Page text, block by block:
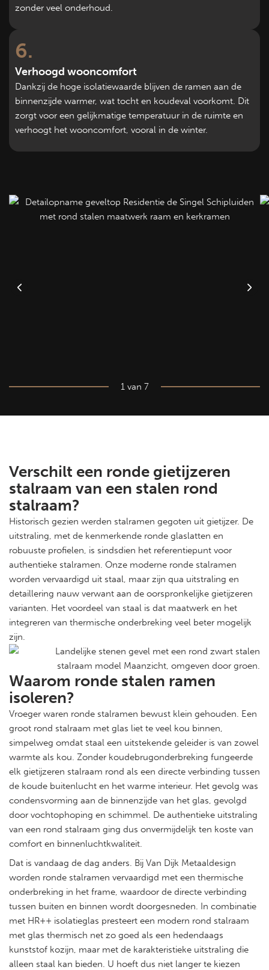
zonder veel onderhoud.
6
Verhoogd wooncomfort
Dankzij de hoge isolatiewaarde blijven de ramen aan de
binnenzijde warmer, wat tocht en koudeval voorkomt. Dit
zorgt voor een gelijkmatige temperatuur in de ruimte en
verhoogt het wooncomfort, vooral in de winter.
1 van 7
Verschilt een ronde gietijzeren
stalraam van een stalen rond
stalraam?
Historisch gezien werden stalramen gegoten uit gietijzer. De
uitstraling, met de kenmerkende ronde glaslatten en
robuuste profielen, is sindsdien het referentiepunt voor
authentieke stalramen. Onze moderne ronde stalramen
worden vervaardigd uit staal, maar zijn qua uitstraling en
detaillering nauw verwant aan de oorspronkelijke gietijzeren
varianten. Het voordeel van staal is dat maatwerk en het
integreren van thermische onderbreking veel beter mogelijk
zijn.
Waarom ronde stalen ramen
isoleren?
Vroeger waren ronde stalramen bewust klein gehouden. Een
groot rond stalraam met glas liet te veel kou binnen,
simpelweg omdat staal een uitstekende geleider is van zowel
warmte als kou. Zonder koudebrugonderbreking fungeerde
elk gietijzeren stalraam rond als een directe verbinding tussen
de koude buitenlucht en het warme interieur. Het gevolg was
condensvorming aan de binnenzijde van het glas, gevolgd
door vochtophoping en schimmel. De authentieke uitstraling
van een rond stalraam ging dus onvermijdelijk ten koste van
comfort en binnenluchtkwaliteit.
Dat is vandaag de dag anders. Bij Van Dijk Metaaldesign
worden ronde stalramen vervaardigd met een thermische
onderbreking in het frame, waardoor de directe verbinding
tussen buiten en binnen wordt doorgesneden. In combinatie
met HR++ isolatieglas presteert een modern rond stalraam
met glas thermisch net zo goed als een hedendaags
kunststof kozijn, maar met de karakteristieke uitstraling die
alleen staal kan bieden. U hoeft dus niet langer te kiezen